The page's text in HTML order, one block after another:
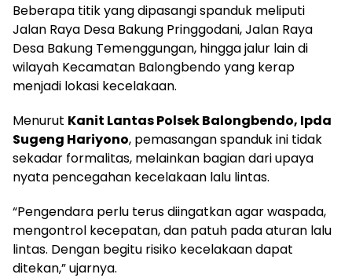
Beberapa titik yang dipasangi spanduk meliputi
Jalan Raya Desa Bakung Pringgodani, Jalan Raya
Desa Bakung Temenggungan, hingga jalur lain di
wilayah Kecamatan Balongbendo yang kerap
menjadi lokasi kecelakaan.
Menurut Kanit Lantas Polsek Balongbendo, Ipda
Sugeng Hariyono, pemasangan spanduk ini tidak
sekadar formalitas, melainkan bagian dari upaya
nyata pencegahan kecelakaan lalu lintas.
“Pengendara perlu terus diingatkan agar waspada,
mengontrol kecepatan, dan patuh pada aturan lalu
lintas. Dengan begitu risiko kecelakaan dapat
ditekan,” ujarnya.